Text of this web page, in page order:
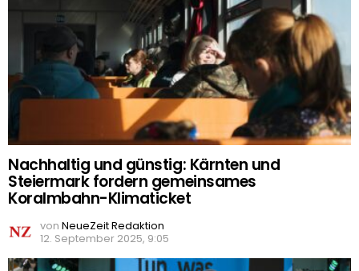
Nachhaltig und günstig: Kärnten und
Steiermark fordern gemeinsames
Koralmbahn-Klimaticket
von NeueZeit Redaktion
12. September 2025, 9:05